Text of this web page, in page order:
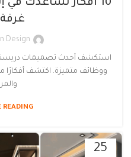
10 أفكار تساعدك
غرفة
Design
استكشف أحدث تصميمات دريسنج
ووظائف متميزة. اكتشف أفكارًا
READING
25